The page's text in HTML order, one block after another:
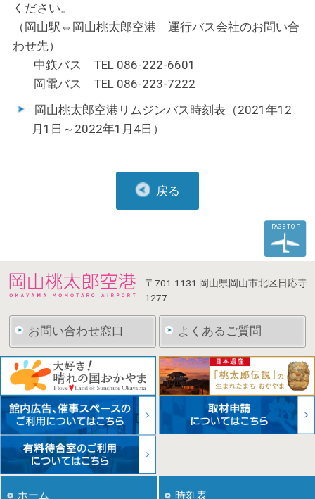
ください。
（岡山駅⇔岡山桃太郎空港 運行バス会社のお問い合
わせ先）
中鉃バス TEL 086-222-6601
岡電バス TEL 086-223-7222
岡山桃太郎空港リムジンバス時刻表（2021年12
月1日～2022年1月4日）
戻る
PAGE TOP
〒701-1131 岡山県岡山市北区日応寺
1277
お問い合わせ窓口 よくあるご質問
ホーム 時刻表